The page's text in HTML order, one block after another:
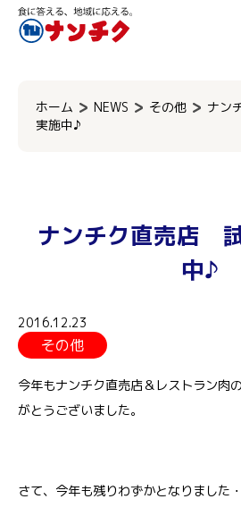
ホーム NEWS その他
ナン
実施中♪
ナンチク直売店
中♪
2016.12.23
その他
今年もナンチク直売店＆レストラン肉
がとうございました。
さて、今年も残りわずかとなりました